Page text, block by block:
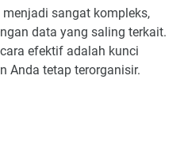
sangat kompleks,
data yang saling terkait.
efektif adalah kunci
Anda tetap terorganisir.